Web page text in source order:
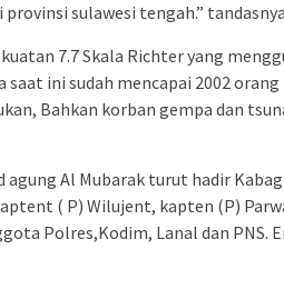
sulawesi tengah.”
7.7 Skala Richter yang
ini sudah mencapai 2002 orang
Bahkan korban gempa dan
agung Al Mubarak turut hadir
( P) Wilujent, kapten (P)
Polres,Kodim, Lanal dan PNS.